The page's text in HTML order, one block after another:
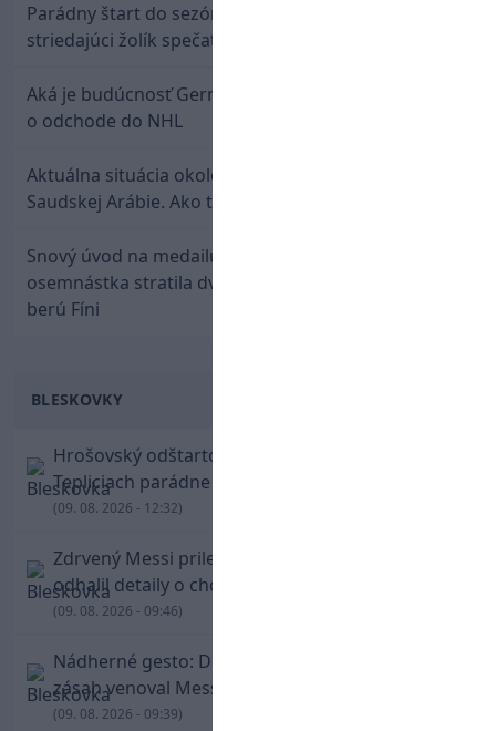
Parádny štart do sezóny: Rýchlik Boženík ako
striedajúci žolík spečatil postup Stoke
Aká je budúcnosť Gernáta a Pánika? Rusi špekulujú
o odchode do NHL
Aktuálna situácia okolo prestupu Haraslína do
Saudskej Arábie. Ako to je?
Snový úvod na medailu nestačil: Slovenská
osemnástka stratila dvojgólový náskok a bronz
berú Fíni
BLESKOVKY
Hrošovský odštartoval šialenú prestrelku! V
Tepliciach parádne skóroval už v prvej minúte
(09. 08. 2026 - 12:32)
Zdrvený Messi priletel do Argentíny, denník
odhalil detaily o chorobe jeho otca
(09. 08. 2026 - 09:46)
Nádherné gesto: De Paul po góle odhalil dres,
zásah venoval Messimu po strate otca
(09. 08. 2026 - 09:39)